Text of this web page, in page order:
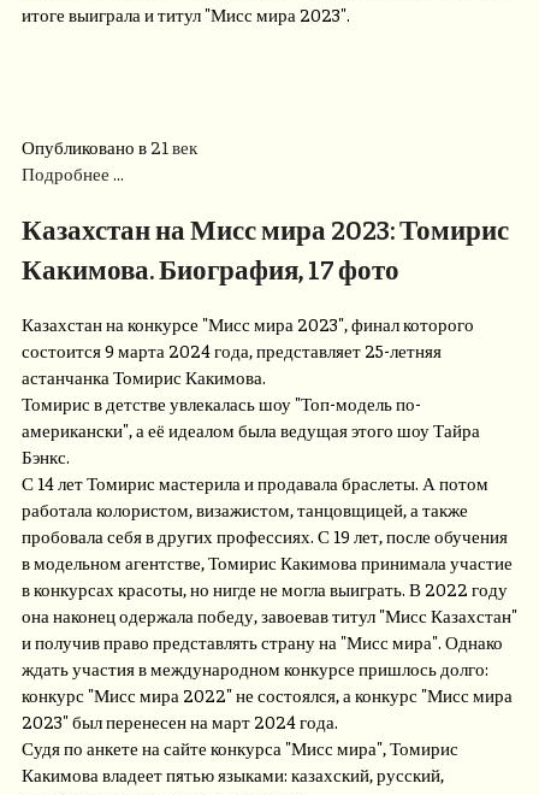
итоге выиграла и титул "Мисс мира 2023".
Опубликовано в 21 век
Подробнее ...
Казахстан на Мисс мира 2023: Томирис
Какимова. Биография, 17 фото
Казахстан на конкурсе "Мисс мира 2023", финал которого
состоится 9 марта 2024 года, представляет 25-летняя
астанчанка Томирис Какимова.
Томирис в детстве увлекалась шоу "Топ-модель по-
американски", а её идеалом была ведущая этого шоу Тайра
Бэнкс.
С 14 лет Томирис мастерила и продавала браслеты. А потом
работала колористом, визажистом, танцовщицей, а также
пробовала себя в других профессиях. С 19 лет, после обучения
в модельном агентстве, Томирис Какимова принимала участие
в конкурсах красоты, но нигде не могла выиграть. В 2022 году
она наконец одержала победу, завоевав титул "Мисс Казахстан"
и получив право представлять страну на "Мисс мира". Однако
ждать участия в международном конкурсе пришлось долго:
конкурс "Мисс мира 2022" не состоялся, а конкурс "Мисс мира
2023" был перенесен на март 2024 года.
Судя по анкете на сайте конкурса "Мисс мира", Томирис
Какимова владеет пятью языками: казахский, русский,